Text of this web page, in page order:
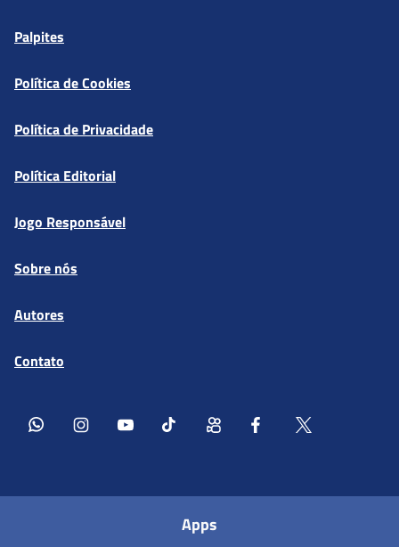
Palpites
Política de Cookies
Política de Privacidade
Política Editorial
Jogo Responsável
Sobre nós
Autores
Contato
Apps